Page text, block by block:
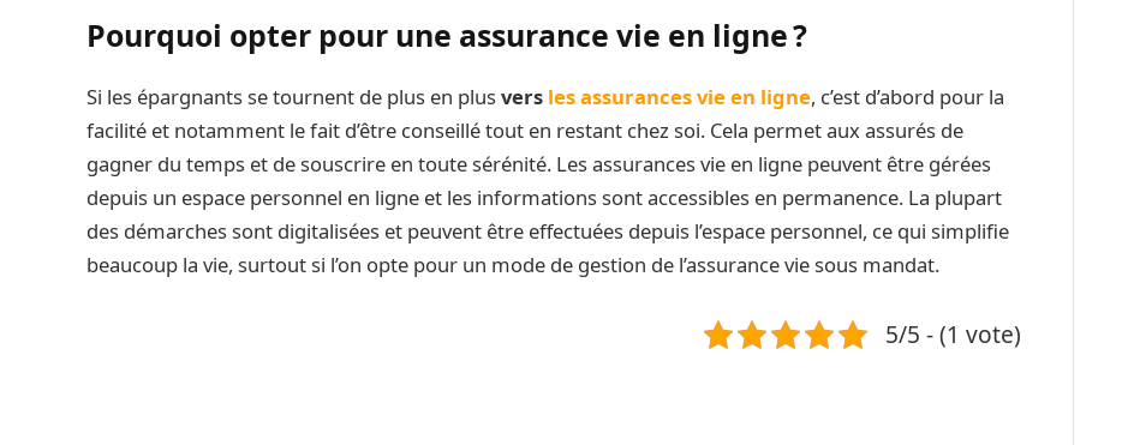
Pourquoi opter pour une assurance vie en ligne ?
Si les épargnants se tournent de plus en plusvers les assurances vie en ligne, c’est d’abord pour la
facilité et notamment le fait d’être conseillé tout en restant chez soi. Cela permet aux assurés de
gagner du temps et de souscrire en toute sérénité. Les assurances vie en ligne peuvent être gérées
depuis un espace personnel en ligne et les informations sont accessibles en permanence. La plupart
des démarches sont digitalisées et peuvent être effectuées depuis l’espace personnel, ce qui simplifie
beaucoup la vie, surtout si l’on opte pour un mode de gestion de l’assurance vie sous mandat.
5/5 - (1 vote)